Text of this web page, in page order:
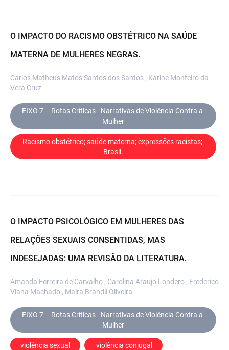
O IMPACTO DO RACISMO OBSTÉTRICO NA SAÚDE
MATERNA DE MULHERES NEGRAS.
Carlos Matheus Matos Santos dos Santos , Karine Monteiro da
Vera Cruz
EIXO 7 – Rotas Críticas - Narrativas de Violência Contra a
Mulher
Racismo obstétrico; saúde materna; expressões racistas;
Brasil.
O IMPACTO PSICOLÓGICO EM MULHERES DAS
RELAÇÕES SEXUAIS CONSENTIDAS, MAS
INDESEJADAS: UMA REVISÃO DA LITERATURA.
Amanda Ferreira de Carvalho , Carolina Araujo Londero , Frederico
Viana Machado , Maíra Brandli Oliveira
EIXO 7 – Rotas Críticas - Narrativas de Violência Contra a
Mulher
violência sexual violência conjugal